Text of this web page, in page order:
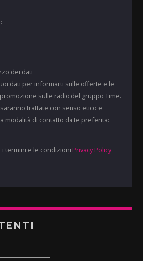
dei dati
dati per informarti sulle offerte e le
sulle radio del gruppo Time.
trattate con senso etico e
modalità di contatto da te preferita:
i termini e le condizioni Privacy Policy